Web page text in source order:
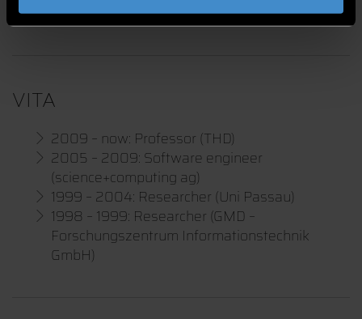
DGS206 (HPC I / computer graphics)
VITA
2009 – now: Professor (THD)
2005 – 2009: Software engineer
(science+computing ag)
1999 – 2004: Researcher (Uni Passau)
1998 – 1999: Researcher (GMD –
Forschungszentrum Informationstechnik
GmbH)